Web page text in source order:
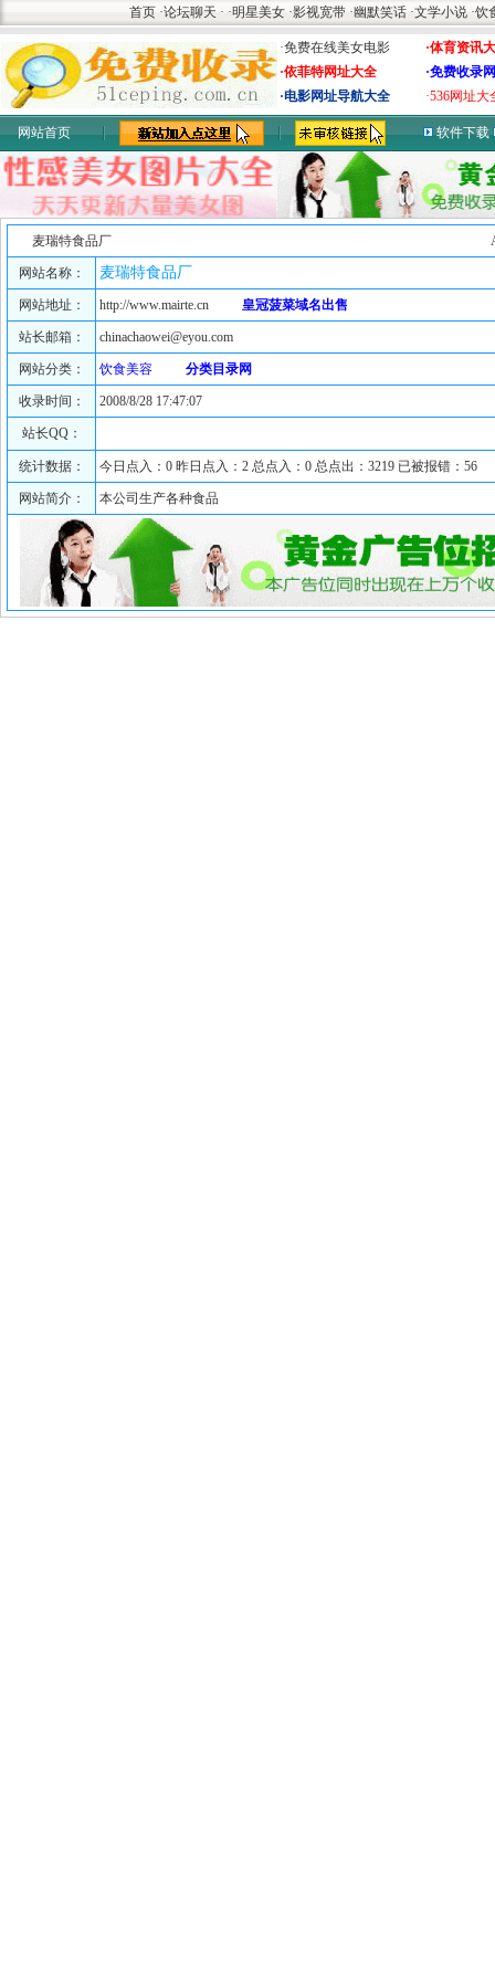
首页 ·论坛聊天 · ·明星美女 ·影视宽带 ·幽默笑话 ·文学小说 ·饮
·免费在线美女电影
·体育资讯
·依菲特网址大全
·免费收录
·电影网址导航大全
·536网址大
网站首页 软件下载
麦瑞特食品厂
网站名称： 麦瑞特食品厂
网站地址： http://www.mairte.cn 皇冠菠菜域名出售
站长邮箱： chinachaowei@eyou.com
网站分类： 饮食美容 分类目录网
收录时间： 2008/8/28 17:47:07
站长QQ：
统计数据： 今日点入：0 昨日点入：2 总点入：0 总点出：3219 已被报错：56
网站简介： 本公司生产各种食品